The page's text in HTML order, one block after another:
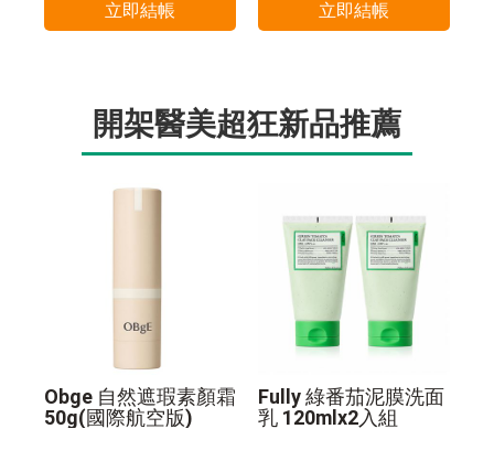
立即結帳 立即結帳
開架醫美超狂新品推薦
Obge 自然遮瑕素顏霜
50g(國際航空版)
Fully 綠番茄泥膜洗面
乳 120mlx2入組